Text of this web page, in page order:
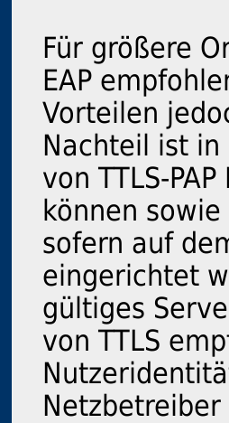
Für größere
EAP
Vorteilen
Nachteil ist in
von TTLS-
können
sofern auf
eingerichtet
gültiges
von TTLS